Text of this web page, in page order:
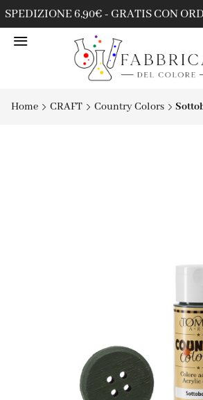
SPEDIZIONE 6,90€ - GRATIS CON
Home CRAFT Country Colors